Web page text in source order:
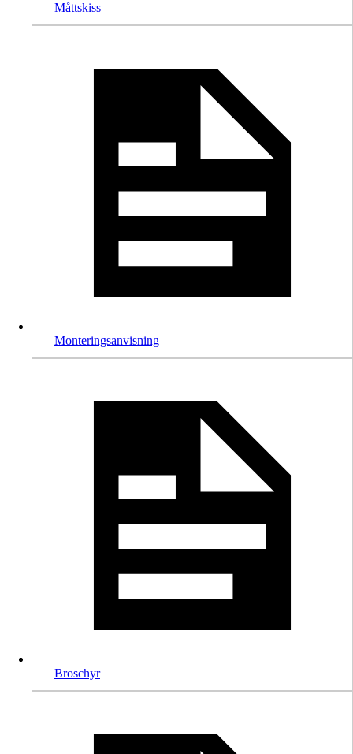
Måttskiss
Monteringsanvisning
Broschyr